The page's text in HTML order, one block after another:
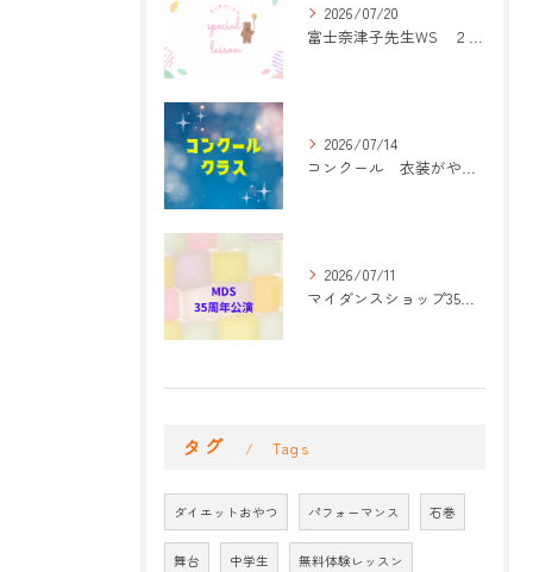
2026/07/20
富士奈津子先生WS ２回目
2026/07/14
コンクール 衣装がやって来た！
2026/07/11
マイダンスショップ35周年記念公演 振付開始
タグ Tags
ダイエットおやつ パフォーマンス 石巻
舞台 中学生 無料体験レッスン